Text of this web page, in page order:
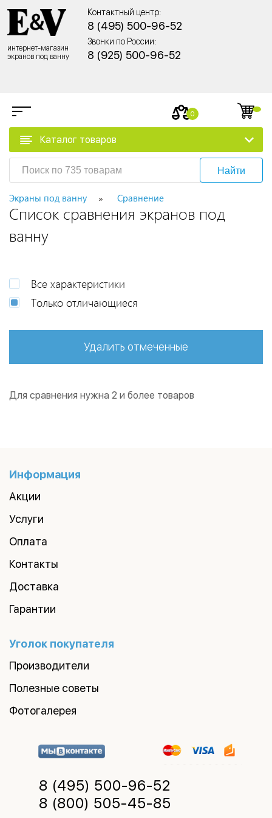
интернет-магазин
экранов под ванну
Контактный центр:
8 (495) 500-96-52
Звонки по России:
8 (925) 500-96-52
0
Каталог товаров
Найти
Экраны под ванну Сравнение
Список сравнения экранов под
ванну
Все характеристики
Только отличающиеся
Удалить отмеченные
Для сравнения нужна 2 и более товаров
Информация
Акции
Услуги
Оплата
Контакты
Доставка
Гарантии
Уголок покупателя
Производители
Полезные советы
Фотогалерея
8 (495) 500-96-52
8 (800) 505-45-85